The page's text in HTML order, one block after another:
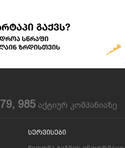
79, 985 აქტიურ კომპანიაზე
Სერვისები